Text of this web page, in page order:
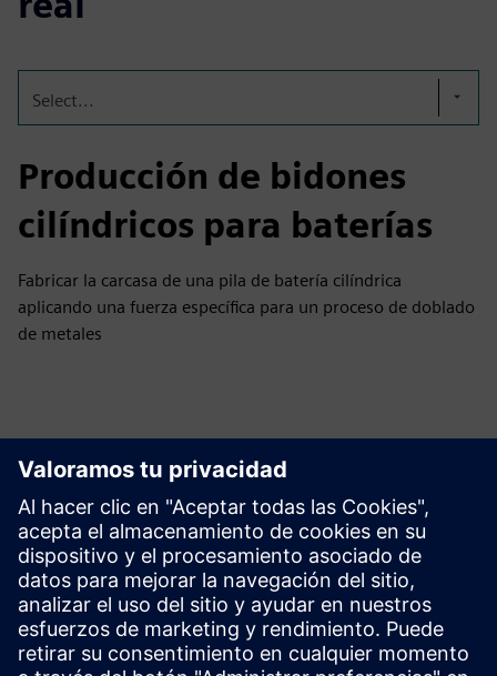
Select...
Producción de bidones
cilíndricos para baterías
Fabricar la carcasa de una pila de batería cilíndrica
aplicando una fuerza específica para un proceso de doblado
de metales
Explora los recursos y los
productos relacionados
Información y recursos adicionales
Automation Community